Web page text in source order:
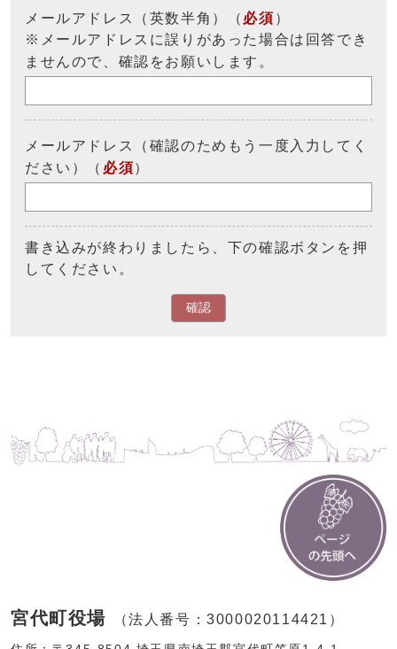
メールアドレス（英数半角）（ 必須 ）
※メールアドレスに誤りがあった場合は回答でき
ませんので、確認をお願いします。
メールアドレス（確認のためもう一度入力してく
ださい）（ 必須）
書き込みが終わりましたら、下の確認ボタンを押
してください。
確認
宮代町役場 （法人番号：3000020114421）